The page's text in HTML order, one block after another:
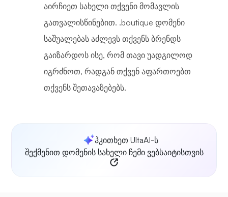
აირჩიეთ სახელი თქვენი მომავლის
გათვალისწინებით. .boutique დომენი
საშუალებას აძლევს თქვენს ბრენდს
გაიზარდოს ისე, რომ თავი უადგილოდ
იგრძნოთ, რადგან თქვენ აფართოებთ
თქვენს შეთავაზებებს.
ჰკითხეთ UltaAI-ს
შექმენით დომენის სახელი ჩემი ვებსაიტისთვის